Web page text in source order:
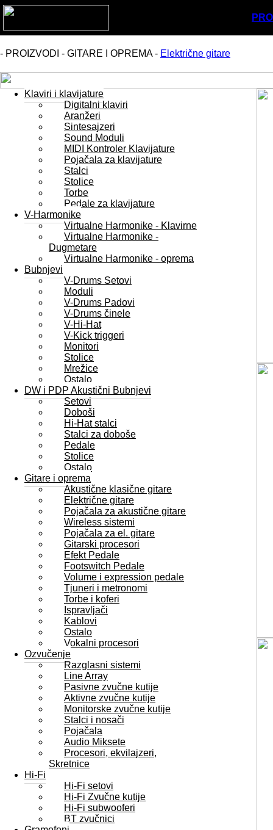
- PROIZVODI - GITARE I OPREMA - Električne gitare
Klaviri i klavijature
Digitalni klaviri
Aranžeri
Sintesajzeri
Sound Moduli
MIDI Kontroler Klavijature
Pojačala za klavijature
Stalci
Stolice
Torbe
Pedale za klavijature
V-Harmonike
Virtualne Harmonike - Klavirne
Virtualne Harmonike -
Dugmetare
Virtualne Harmonike - oprema
Bubnjevi
V-Drums Setovi
Moduli
V-Drums Padovi
V-Drums činele
V-Hi-Hat
V-Kick triggeri
Monitori
Stolice
Mrežice
Ostalo
DW i PDP Akustični Bubnjevi
Setovi
Doboši
Hi-Hat stalci
Stalci za doboše
Pedale
Stolice
Ostalo
Gitare i oprema
Akustične klasične gitare
Električne gitare
Pojačala za akustične gitare
Wireless sistemi
Pojačala za el. gitare
Gitarski procesori
Efekt Pedale
Footswitch Pedale
Volume i expression pedale
Tjuneri i metronomi
Torbe i koferi
Ispravljači
Kablovi
Ostalo
Vokalni procesori
Ozvučenje
Razglasni sistemi
Line Array
Pasivne zvučne kutije
Aktivne zvučne kutije
Monitorske zvučne kutije
Stalci i nosači
Pojačala
Audio Miksete
Procesori, ekvilajzeri,
Skretnice
Hi-Fi
Hi-Fi setovi
Hi-Fi Zvučne kutije
Hi-Fi subwooferi
BT zvučnici